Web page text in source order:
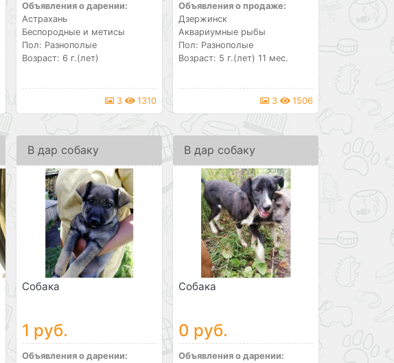
Объявления о дарении:
Астрахань
Беспородные и метисы
Пол: Разнополые
Возраст: 6 г.(лет)
3 1310
Объявления о продаже:
Дзержинск
Аквариумные рыбы
Пол: Разнополые
Возраст: 5 г.(лет) 11 мес.
3 1506
В дар собаку
Собака
1 руб.
Объявления о дарении:
В дар собаку
Собака
0 руб.
Объявления о дарении: